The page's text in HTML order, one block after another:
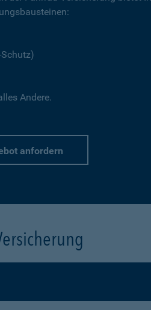
Andere.
anfordern